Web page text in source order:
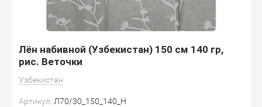
Лён набивной (Узбекистан) 150 см 140 гр,
рис. Веточки
Узбекистан
Артикул: Л70/30_150_140_Н